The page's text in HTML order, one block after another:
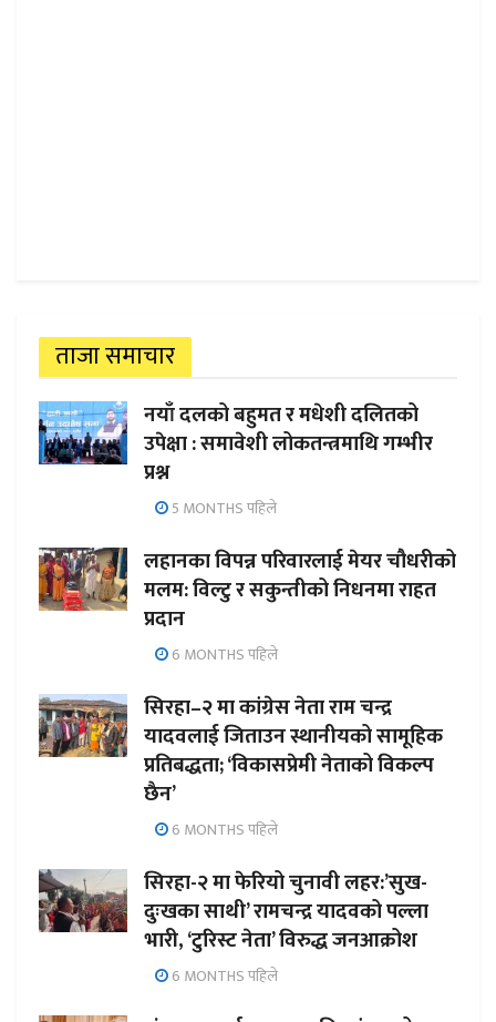
ताजा समाचार
नयाँ दलको बहुमत र मधेशी दलितको
उपेक्षा : समावेशी लोकतन्त्रमाथि गम्भीर
प्रश्न
5 MONTHS पहिले
लहानका विपन्न परिवारलाई मेयर चौधरीको
मलम: विल्टु र सकुन्तीको निधनमा राहत
प्रदान
6 MONTHS पहिले
सिरहा–२ मा कांग्रेस नेता राम चन्द्र
यादवलाई जिताउन स्थानीयको सामूहिक
प्रतिबद्धता; ‘विकासप्रेमी नेताको विकल्प
छैन’
6 MONTHS पहिले
सिरहा-२ मा फेरियो चुनावी लहर:’सुख-
दुःखका साथी’ रामचन्द्र यादवको पल्ला
भारी, ‘टुरिस्ट नेता’ विरुद्ध जनआक्रोश
6 MONTHS पहिले